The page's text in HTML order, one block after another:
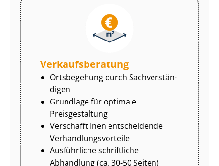
Ver­kaufs­be­ra­tung
Ortsbegehung durch Sach­ver­stän­
di­gen
Grundlage für optimale
Preisgestaltung
Verschafft Inen entscheidende
Ver­hand­lungs­vor­tei­le
Ausführliche schriftliche
Abhandlung (ca. 30-50 Seiten)